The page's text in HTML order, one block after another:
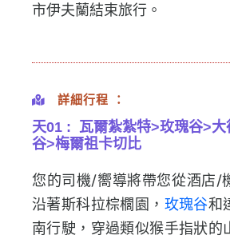
市伊夫蘭結束旅行。
詳細行程 ：
天01 : 瓦爾紮紮特>玫瑰谷>大
谷>梅爾祖卡切比
您的司機/嚮導將帶您從酒店/
沿著斯科拉棕櫚園， 玫瑰谷和
南行駛， 穿過類似猴手指狀的